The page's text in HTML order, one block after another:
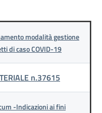
modalità gestione
di caso COVID-19
n.37615
-Indicazioni ai fini